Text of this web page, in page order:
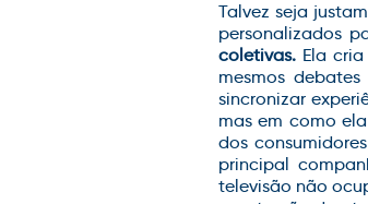
Talvez seja
personalizados
coletivas.Ela cria
mesmos
sincronizar
mas em como
dos
principal
televisão não